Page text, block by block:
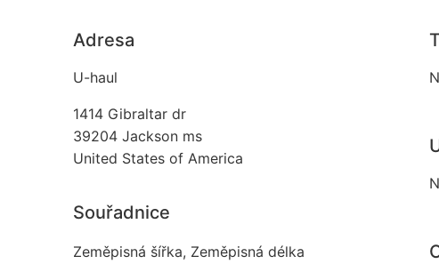
Adresa
U-haul
1414 Gibraltar dr
39204 Jackson ms
United States of America
Souřadnice
Zeměpisná šířka, Zeměpisná délka